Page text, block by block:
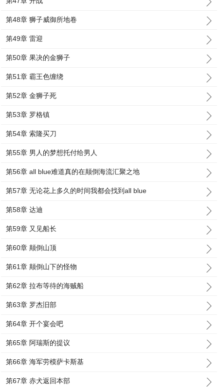
第48章 狮子威御所地卷
第49章 雷迎
第50章 果决的金狮子
第51章 霸王色缠绕
第52章 金狮子死
第53章 罗格镇
第54章 索隆买刀
第55章 男人的梦想托付给男人
第56章 all blue难道真的在颠倒海流汇聚之地
第57章 无论花上多久的时间我都会找到all blue
第58章 达迪
第59章 又见船长
第60章 颠倒山顶
第61章 颠倒山下的怪物
第62章 拉布等待的海贼船
第63章 罗杰旧部
第64章 开个宴会吧
第65章 阿瑞斯的提议
第66章 海军劳模萨卡斯基
第67章 赤犬返回本部